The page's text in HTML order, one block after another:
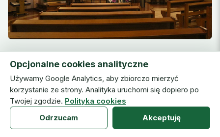
ul. Siostry Faustyny 3
30-420 Kraków
tel.: (012) 266 23 68; 252 33 00
fax: (012) 263 79 97
e-mail: informacja@pastorallodge.com.pl
Opcjonalne cookies analityczne
Używamy Google Analytics, aby zbiorczo mierzyć
korzystanie ze strony. Analityka uruchomi się dopiero po
Twojej zgodzie. Polityka cookies
Odrzucam
Akceptuję